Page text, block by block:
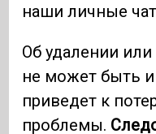
наши личные
Об удалении
не может быть и
приведет к
проблемы.